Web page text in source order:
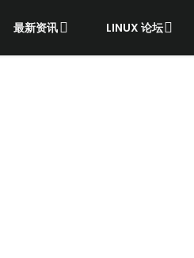
最新资讯 LINUX 论坛